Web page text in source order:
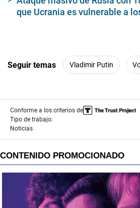
que Ucrania es vulnerable a
Seguir temas Vladimir Putin
Conforme a los criterios de
Tipo de trabajo:
Noticias